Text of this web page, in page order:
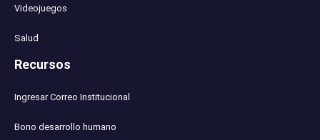
Videojuegos
Salud
Recursos
Ingresar Correo Institucional
Bono desarrollo humano